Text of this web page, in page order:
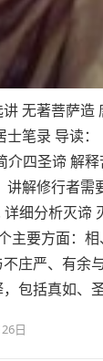
无著菩萨造
士笔录 导读
介四圣谛 解
解修行者需
详细分析灭谛
主要方面：
庄严、有余
包括真如、
日